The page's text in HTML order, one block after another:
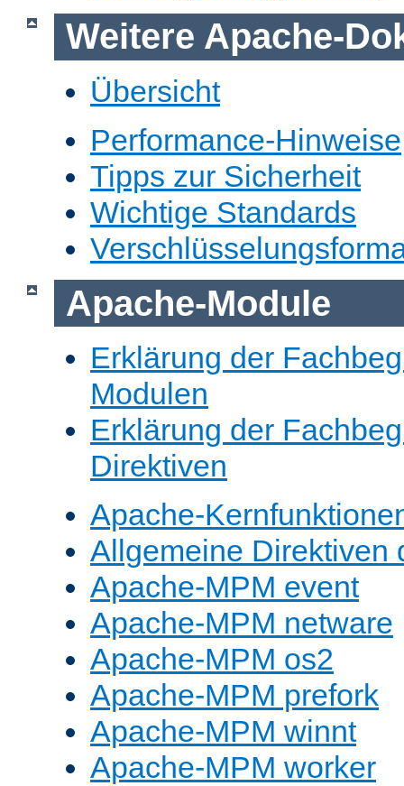
Weitere Apache-
Übersicht
Performance-Hinweise
Tipps zur Sicherheit
Wichtige Standards
Apache-Module
Erklärung der
Modulen
Erklärung der
Direktiven
Apache-
Allgemeine Direktiven
Apache-MPM event
Apache-MPM netware
Apache-MPM os2
Apache-MPM prefork
Apache-MPM winnt
Apache-MPM worker